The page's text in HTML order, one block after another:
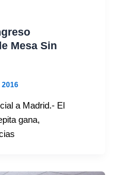
Mesa Sin
2016
a Madrid.- El
gana,